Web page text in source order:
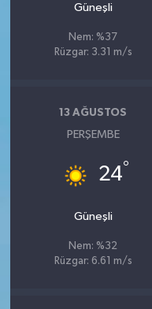
Güneşli
Nem: %37
Rüzgar: 3.31 m/s
13 AĞUSTOS
PERŞEMBE
24°
Güneşli
Nem: %32
Rüzgar: 6.61 m/s